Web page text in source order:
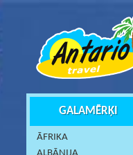
GALAMĒRĶI
ĀFRIKA